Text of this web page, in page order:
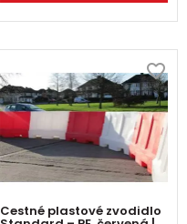
Cestné plastové zvodidlo